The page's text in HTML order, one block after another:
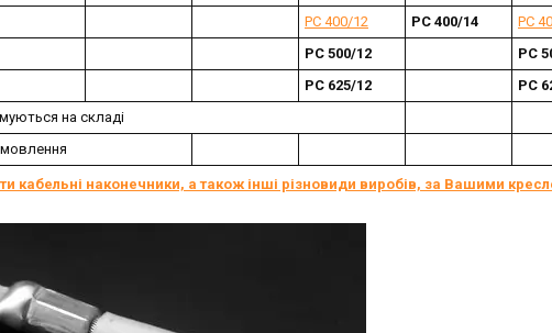
РС 400/12 РС 400/14
РС
РС 500/12
РС
РС 625/12
РС
на складі
кабельні наконечники, а також інші різновиди виробів, за Вашими